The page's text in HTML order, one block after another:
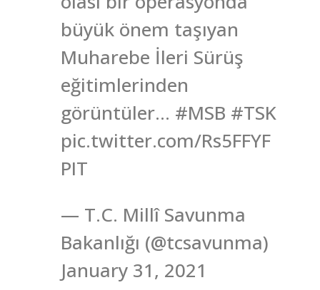
büyük önem taşıyan
Muharebe İleri Sürüş
eğitimlerinden
görüntüler… #MSB #TSK
pic.twitter.com/Rs5FFYF
PIT
— T.C. Millî Savunma
Bakanlığı (@tcsavunma)
January 31, 2021